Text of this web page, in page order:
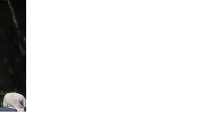
POLÍTICA DE COOKIES